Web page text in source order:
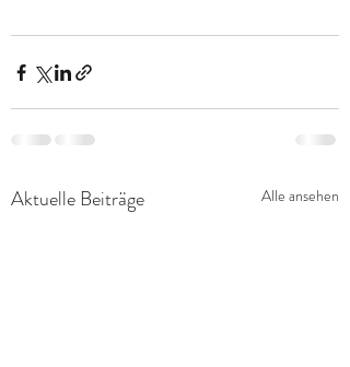
Aktuelle Beiträge Alle ansehen